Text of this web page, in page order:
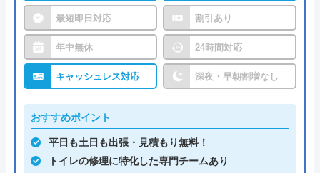
最短即日対応 割引あり
年中無休 24時間対応
キャッシュレス対応 深夜・早朝割増なし
おすすめポイント
平日も土日も出張・見積もり無料！
トイレの修理に特化した専門チームあり